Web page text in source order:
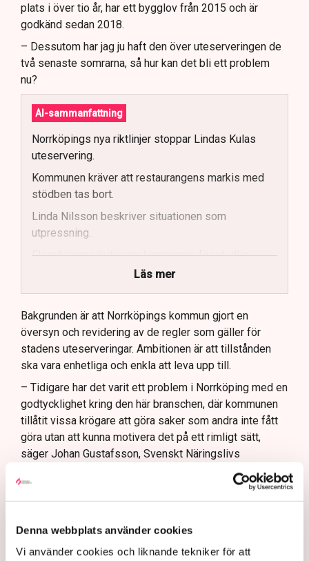
Denna webbplats använder cookies
Vi använder cookies och liknande tekniker för att
plats i över tio år, har ett bygglov från 2015 och är
godkänd sedan 2018.
– Dessutom har jag ju haft den över uteserveringen de
två senaste somrarna, så hur kan det bli ett problem
nu?
AI-sammanfattning
Norrköpings nya riktlinjer stoppar Lindas Kulas
uteservering.
Kommunen kräver att restaurangens markis med
stödben tas bort.
Linda Nilsson beskriver situationen som
utpressning.
Flera krögare kritiserar kommunen för otydlig
Kommunen vill skapa enhetliga regler för
uteserveringar.
Lindas Kula ställer in uteserveringen för
sommaren.
Läs mer
Bakgrunden är att Norrköpings kommun gjort en
översyn och revidering av de regler som gäller för
stadens uteserveringar. Ambitionen är att tillstånden
ska vara enhetliga och enkla att leva upp till.
– Tidigare har det varit ett problem i Norrköping med en
godtycklighet kring den här branschen, där kommunen
tillåtit vissa krögare att göra saker som andra inte fått
göra utan att kunna motivera det på ett rimligt sätt,
säger Johan Gustafsson, Svenskt Näringslivs
Upprörda företagare
kallas allmän platsmark ändras till att bli så kallad
kvartersmark. Allmän platsmark är till för allmänheten